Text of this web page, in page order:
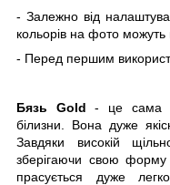
- Залежно від
кольорів на фото можуть
- Перед першим
Бязь Gold - це сама
білизни. Вона дуже
Завдяки високій
зберігаючи свою
прасується дуже